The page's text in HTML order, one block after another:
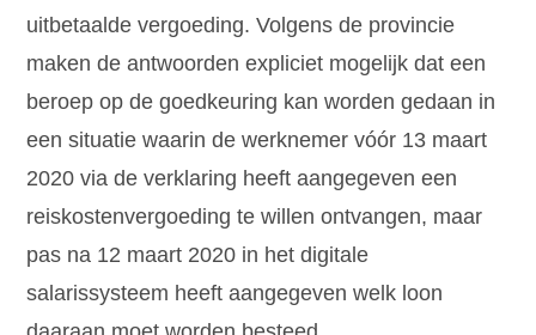
uitbetaalde vergoeding. Volgens de provincie
maken de antwoorden expliciet mogelijk dat een
beroep op de goedkeuring kan worden gedaan in
een situatie waarin de werknemer vóór 13 maart
2020 via de verklaring heeft aangegeven een
reiskostenvergoeding te willen ontvangen, maar
pas na 12 maart 2020 in het digitale
salarissysteem heeft aangegeven welk loon